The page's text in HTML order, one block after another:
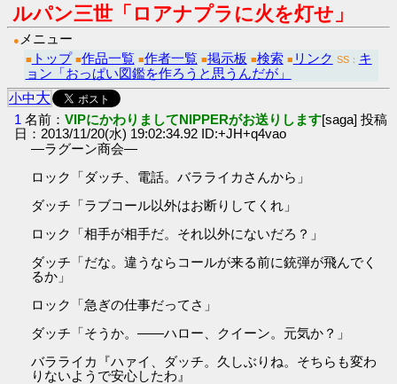
ルパン三世「ロアナプラに火を灯せ」
● メニュー
■ トップ ■作品一覧 ■作者一覧 ■掲示板 ■検索 ■ リンク SS： キ
ョン「おっぱい図鑑を作ろうと思うんだが」
小中大
1 名前：VIPにかわりましてNIPPERがお送りします[saga] 投稿
日：2013/11/20(水) 19:02:34.92 ID:+JH+q4vao
―ラグーン商会―
ロック「ダッチ、電話。バラライカさんから」
ダッチ「ラブコール以外はお断りしてくれ」
ロック「相手が相手だ。それ以外にないだろ？」
ダッチ「だな。違うならコールが来る前に銃弾が飛んでく
るか」
ロック「急ぎの仕事だってさ」
ダッチ「そうか。――ハロー、クイーン。元気か？」
バラライカ『ハァイ、ダッチ。久しぶりね。そちらも変わ
りないようで安心したわ』